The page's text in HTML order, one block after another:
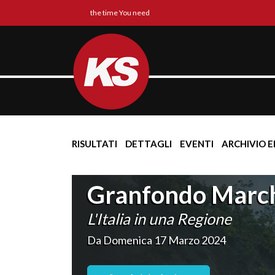
the time You need
RISULTATI DETTAGLI EVENTI ARCHIVIO
Granfondo
L'Italia in una Regione
Da Domenica 17 Marzo 2024